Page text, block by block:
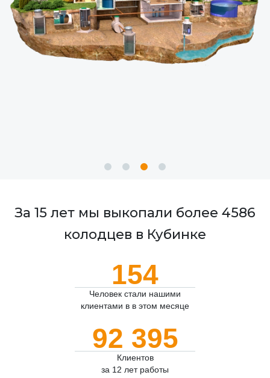
За 15 лет мы выкопали более 4586
колодцев в Кубинке
154
Человек стали нашими
клиентами в в этом месяце
92 395
Клиентов
за 12 лет работы